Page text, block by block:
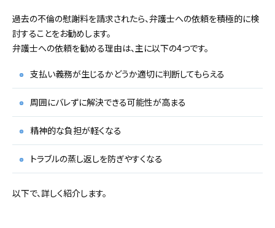
過去の不倫の慰謝料を請求されたら、弁護士への依頼を積極的に検
討することをお勧めします。
弁護士への依頼を勧める理由は、主に以下の4つです。
支払い義務が生じるかどうか適切に判断してもらえる
周囲にバレずに解決できる可能性が高まる
精神的な負担が軽くなる
トラブルの蒸し返しを防ぎやすくなる
以下で、詳しく紹介します。